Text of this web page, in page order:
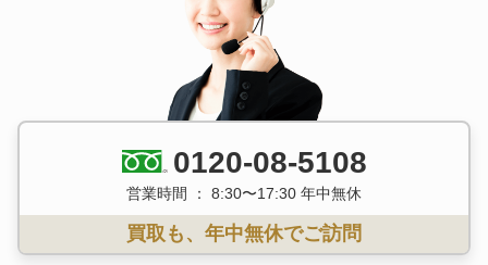
0120-08-5108
営業時間 ： 8:30〜17:30 年中無休
買取も、年中無休でご訪問